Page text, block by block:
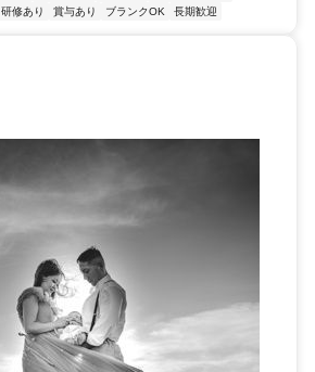
研修あり 賞与あり ブランクOK 長期歓迎